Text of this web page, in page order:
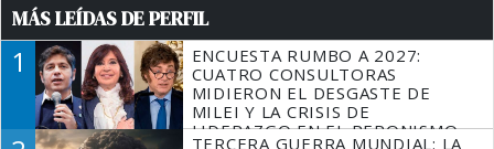
MÁS LEÍDAS DE PERFIL
1
ENCUESTA RUMBO A 2027:
CUATRO CONSULTORAS
MIDIERON EL DESGASTE DE
MILEI Y LA CRISIS DE
LIDERAZGO EN EL PERONISMO
TERCERA GUERRA MUNDIAL: LA